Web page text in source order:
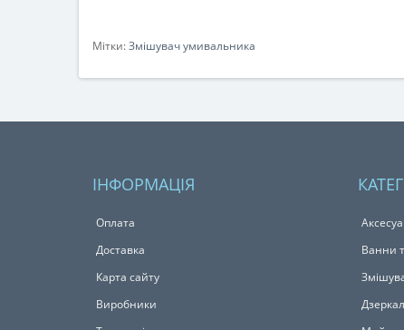
Мітки:Змішувач умивальника
ІНФОРМАЦІЯ
Оплата
Доставка
Карта сайту
Виробники
Ванни